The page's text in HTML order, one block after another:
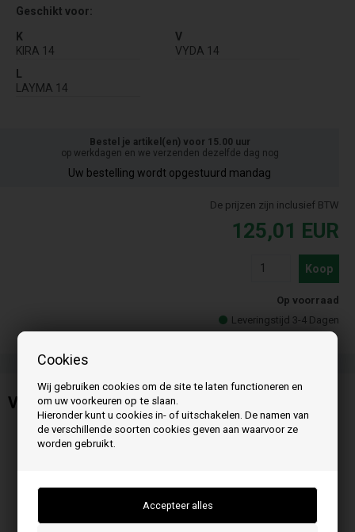
Cookies
Wij gebruiken cookies om de site te laten functioneren en
om uw voorkeuren op te slaan.
Hieronder kunt u cookies in- of uitschakelen. De namen van
de verschillende soorten cookies geven aan waarvoor ze
worden gebruikt.
Geschikt voor:
K
KIRA 14
L
LAYMA 14
V
VYDA 14
Bestel je artikel(en) voor 15.00 uur
op werkdagen en we verzenden dezelfde dag nog
Uw bestelling wordt opgestuurd mandag
De prijzen zijn inclusief BTW
125,01 EUR
Koop
Op voorraad
Leveringstijd 3-4 Dagen
Ventilator voor Edilkamin